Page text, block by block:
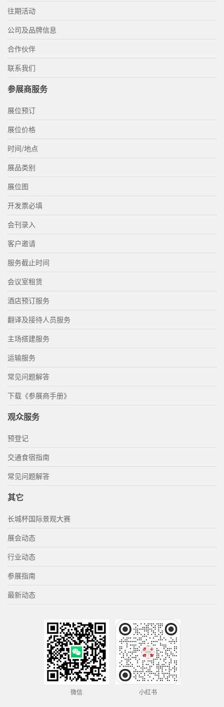
往期活动
公司及品牌信息
合作伙伴
联系我们
参展商服务
展位预订
展位价格
时间/地点
展品类别
展位图
开发票必填
会刊录入
客户邀请
服务截止时间
会议室租赁
酒店预订服务
翻译及接待人员服务
主场搭建服务
运输服务
常见问题解答
下载《参展商手册》
观众服务
预登记
交通食宿指南
常见问题解答
其它
长城杯国际景观大赛
展会动态
行业动态
参展指南
最新动态
微信 小红书